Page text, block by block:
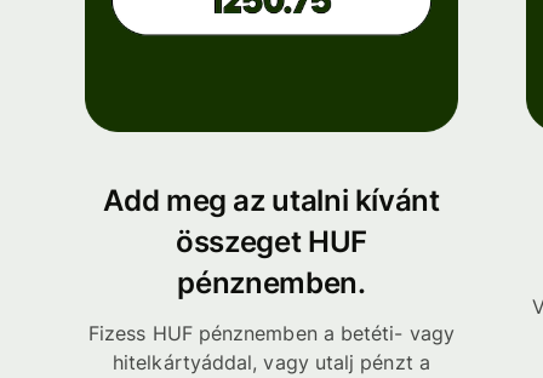
Add meg az utalni kívánt
összeget HUF
pénznemben.
Fizess HUF pénznemben a betéti- vagy
hitelkártyáddal, vagy utalj pénzt a